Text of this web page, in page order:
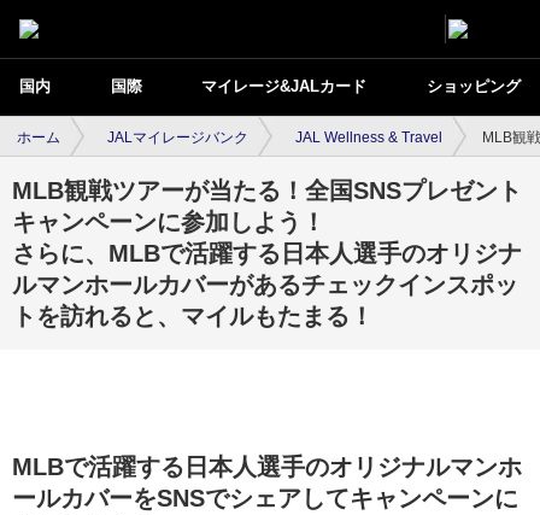
国内 国際 マイレージ&JALカード ショッピング
ホーム JALマイレージバンク JAL Wellness & Travel MLB観
MLB観戦ツアーが当たる！全国SNSプレゼント
キャンペーンに参加しよう！
さらに、MLBで活躍する日本人選手のオリジナ
ルマンホールカバーがあるチェックインスポッ
トを訪れると、マイルもたまる！
MLBで活躍する日本人選手のオリジナルマンホ
ールカバーをSNSでシェアしてキャンペーンに